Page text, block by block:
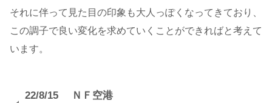
それに伴って見た目の印象も大人っぽくなってきており、
この調子で良い変化を求めていくことができればと考えて
います。
22/8/15 ＮＦ空港